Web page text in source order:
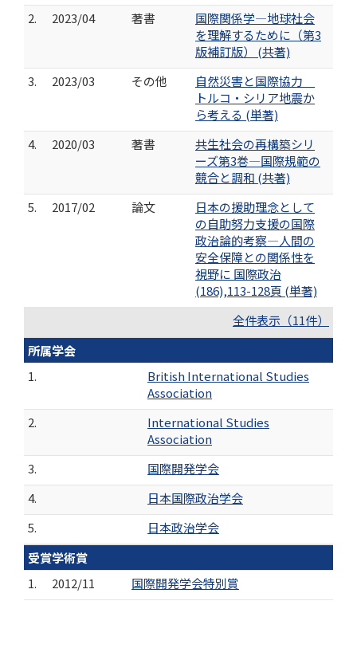
2.
2023/04 著書
国際関係学―地球社会
を理解するために（第3
版補訂版） (共著)
3.
2023/03 その他
自然災害と国際協力
トルコ・シリア地震か
ら考える (単著)
4.
2020/03 著書
共生社会の再構築シリ
ーズ第3巻―国際規範の
競合と調和 (共著)
5.
2017/02 論文
日本の援助理念として
の自助努力支援の国際
政治論的考察―人間の
安全保障との関係性を
視野に 国際政治
(186),113-128頁 (単著)
全件表示（11件）
所属学会
1.
British International Studies
Association
2.
International Studies
Association
3.
国際開発学会
4.
日本国際政治学会
5.
日本政治学会
受賞学術賞
1.
2012/11 国際開発学会特別賞